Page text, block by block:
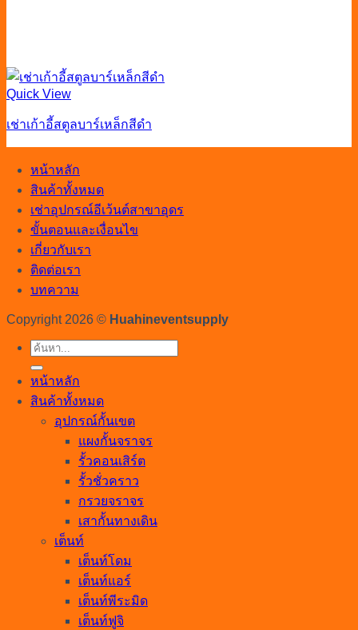
Quick View
เช่าเก้าอี้สตูลบาร์เหล็กสีดำ
หน้าหลัก
สินค้าทั้งหมด
เช่าอุปกรณ์อีเว้นต์สาขาอุดร
ขั้นตอนและเงื่อนไข
เกี่ยวกับเรา
ติดต่อเรา
บทความ
Copyright 2026 © Huahineventsupply
ค้นหา:
หน้าหลัก
สินค้าทั้งหมด
อุปกรณ์กั้นเขต
แผงกั้นจราจร
รั้วคอนเสิร์ต
รั้วชั่วคราว
กรวยจราจร
เสากั้นทางเดิน
เต็นท์
เต็นท์โดม
เต็นท์แอร์
เต็นท์พีระมิด
เต็นท์ฟูจิ